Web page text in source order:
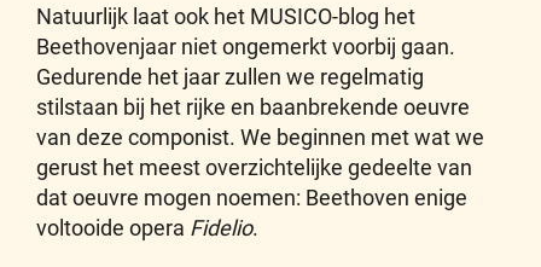
Natuurlijk laat ook het MUSICO-blog het
Beethovenjaar niet ongemerkt voorbij gaan.
Gedurende het jaar zullen we regelmatig
stilstaan bij het rijke en baanbrekende oeuvre
van deze componist. We beginnen met wat we
gerust het meest overzichtelijke gedeelte van
dat oeuvre mogen noemen: Beethoven enige
voltooide opera Fidelio.